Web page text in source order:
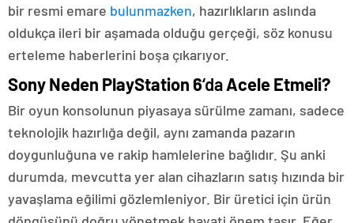
bir resmi emare bulunmazken, hazırlıkların aslında
oldukça ileri bir aşamada olduğu gerçeği, söz konusu
erteleme haberlerini boşa çıkarıyor.
Sony Neden PlayStation 6‘daAcele Etmeli?
Bir oyun konsolunun piyasaya sürülme zamanı, sadece
teknolojik hazırlığa değil, aynı zamanda pazarın
doygunluğuna ve rakip hamlelerine bağlıdır. Şu anki
durumda, mevcutta yer alan cihazların satış hızında bir
yavaşlama eğilimi gözlemleniyor. Bir üretici için ürün